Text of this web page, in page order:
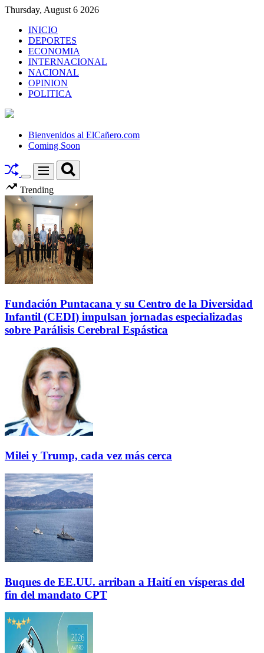
Skip
content
Thursday, August 6 2026
INICIO
DEPORTES
ECONOMIA
INTERNACIONAL
NACIONAL
OPINION
POLITICA
El
Bienvenidos al ElCañero.com
Coming Soon
Switch
color
mode
Menu Search
Trending
Fundación Puntacana y su Centro de la Diversidad
Infantil (CEDI) impulsan jornadas especializadas
sobre Parálisis Cerebral Espástica
Milei y Trump, cada vez más cerca
Buques de EE.UU. arriban a Haití en vísperas del
fin del mandato CPT